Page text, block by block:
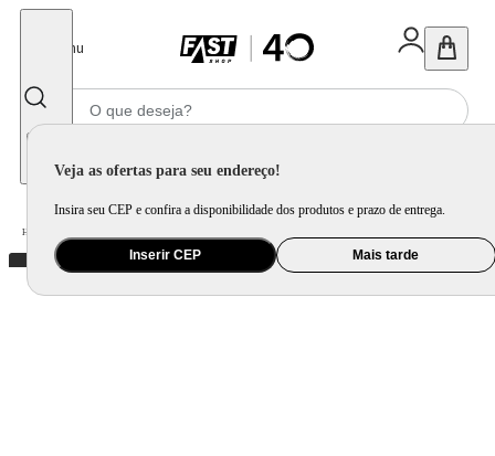
Menu
Veja as ofertas para seu endereço!
Insira seu CEP e confira a disponibilidade dos produtos e prazo de entrega.
Inserir CEP Mais tarde
Home